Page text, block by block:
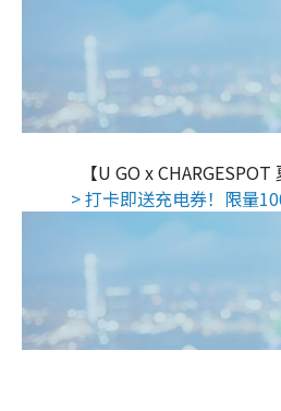
【U GO x CHARGESPOT
> 打卡即送充电券！限量